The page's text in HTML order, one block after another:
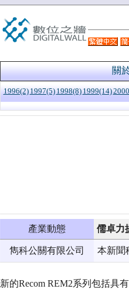
關
1996(2) 1997(5) 1998(8) 1999(14)
產業動態 儒卓力
雋科公關有限公司 本新聞
新的Recom REM2系列包括具